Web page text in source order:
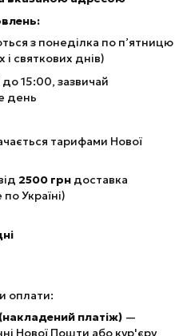
з понеділка по п’ятницю
і святкових днів)
15:00, зазвичай
день
тарифами Нової
2500 грн доставка
Україні)
оплати:
платіж) —
Нової Пошти або кур'єру